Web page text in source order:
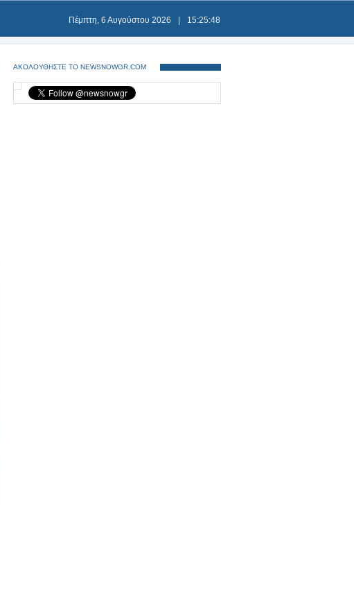
Πέμπτη, 6 Αυγούστου 2026 15:25:48
ΑΚΟΛΟΥΘΗΣΤΕ ΤΟ NEWSNOWGR.COM